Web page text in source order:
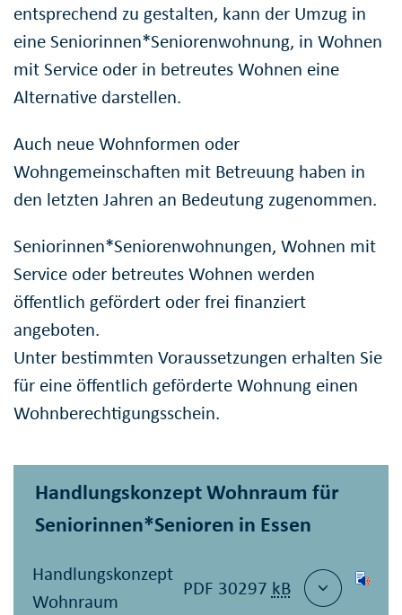
entsprechend zu gestalten, kann der Umzug in
eine Seniorinnen*Seniorenwohnung, in Wohnen
mit Service oder in betreutes Wohnen eine
Alternative darstellen.
Auch neue Wohnformen oder
Wohngemeinschaften mit Betreuung haben in
den letzten Jahren an Bedeutung zugenommen.
Seniorinnen*Seniorenwohnungen, Wohnen mit
Service oder betreutes Wohnen werden
öffentlich gefördert oder frei finanziert
angeboten.
Unter bestimmten Voraussetzungen erhalten Sie
für eine öffentlich geförderte Wohnung einen
Wohnberechtigungsschein.
Handlungskonzept Wohnraum für
Seniorinnen*Senioren in Essen
Handlungskonzept
Wohnraum
PDF 30297 kB